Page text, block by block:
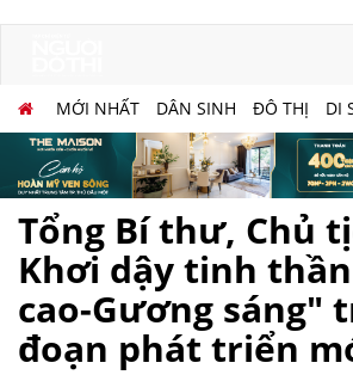
MỚI NHẤT DÂN SINH ĐÔ THỊ DI
Tổng Bí thư, Chủ
Khơi dậy tinh
cao-Gương sáng"
đoạn phát triển